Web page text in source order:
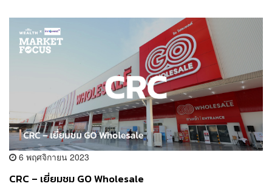
6 พฤศจิกายน 2023
CRC – เยี่ยมชม GO Wholesale